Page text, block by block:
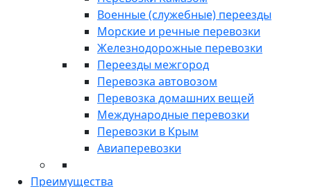
Военные (служебные) переезды
Морские и речные перевозки
Железнодорожные перевозки
Переезды межгород
Перевозка автовозом
Перевозка домашних вещей
Международные перевозки
Перевозки в Крым
Авиаперевозки
Преимущества